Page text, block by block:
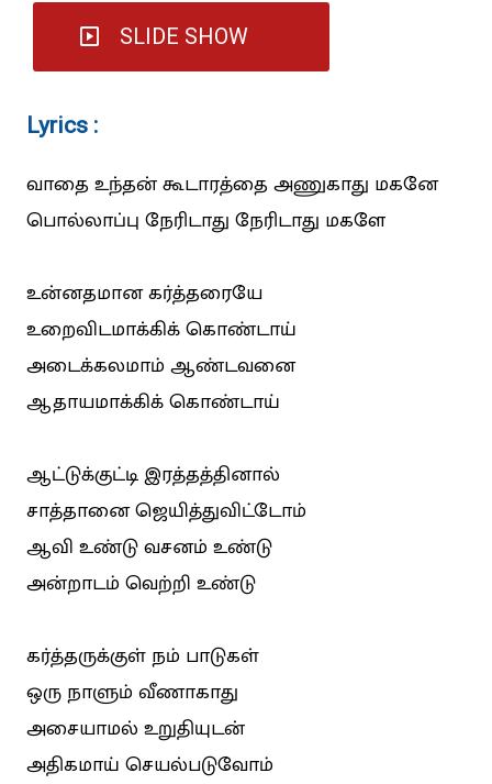
SLIDE SHOW
Lyrics :
வாதை உந்தன் கூடாரத்தை அணுகாது மகனே
பொல்லாப்பு நேரிடாது நேரிடாது மகளே
உன்னதமான கர்த்தரையே
உறைவிடமாக்கிக் கொண்டாய்
அடைக்கலமாம் ஆண்டவனை
ஆதாயமாக்கிக் கொண்டாய்
ஆட்டுக்குட்டி இரத்தத்தினால்
சாத்தானை ஜெயித்துவிட்டோம்
ஆவி உண்டு வசனம் உண்டு
அன்றாடம் வெற்றி உண்டு
கர்த்தருக்குள் நம் பாடுகள்
ஒரு நாளும் வீணாகாது
அசையாமல் உறுதியுடன்
அதிகமாய் செயல்படுவோம்